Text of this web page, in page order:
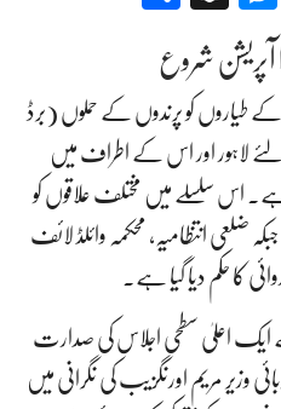
آپریشن شروع
طیاروں کو پرندوں کے حملوں (برڈ
لاہور اور اس کے اطراف میں
ہے۔ اس سلسلے میں مختلف علاقوں کو
ضلعی انتظامیہ، محکمہ وائلڈ لائف
کا حکم دیا گیا ہے۔
ایک اعلیٰ سطحی اجلاس کی صدارت
وزیر مریم اورنگزیب کی نگرانی میں